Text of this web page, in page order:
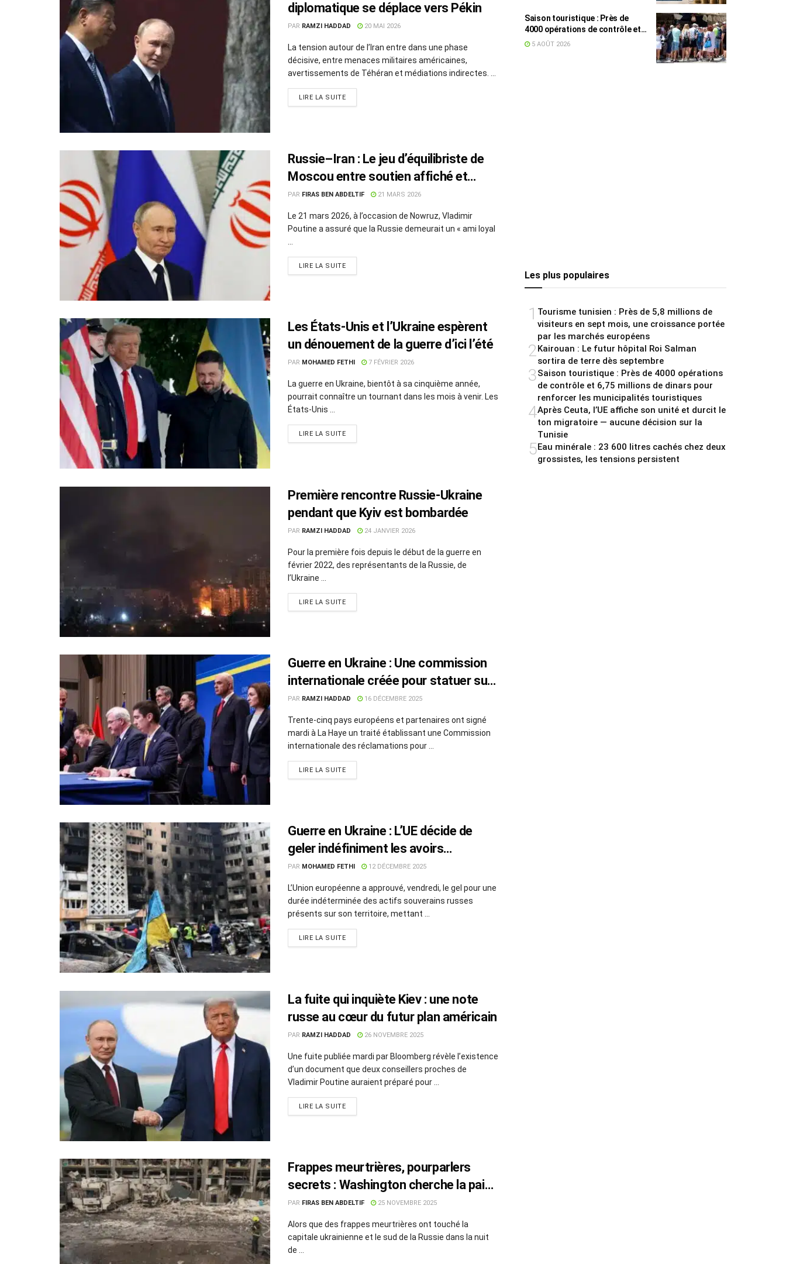
diplomatique se déplace vers Pékin
PAR RAMZI HADDAD 20 MAI 2026
La tension autour de l’Iran entre dans une phase
décisive, entre menaces militaires américaines,
avertissements de Téhéran et médiations indirectes. ...
LIRE LA SUITE
Russie–Iran : Le jeu d’équilibriste de
Moscou entre soutien affiché et
calcul stratégique
PAR FIRAS BEN ABDELTIF 21 MARS 2026
Le 21 mars 2026, à l’occasion de Nowruz, Vladimir
Poutine a assuré que la Russie demeurait un « ami loyal
LIRE LA SUITE
Les États-Unis et l’Ukraine espèrent
un dénouement de la guerre d’ici l’été
PAR MOHAMED FETHI 7 FÉVRIER 2026
La guerre en Ukraine, bientôt à sa cinquième année,
pourrait connaître un tournant dans les mois à venir. Les
États-Unis ...
LIRE LA SUITE
Première rencontre Russie-Ukraine
pendant que Kyiv est bombardée
PAR RAMZI HADDAD 24 JANVIER 2026
Pour la première fois depuis le début de la guerre en
février 2022, des représentants de la Russie, de
l’Ukraine ...
LIRE LA SUITE
Guerre en Ukraine : Une commission
internationale créée pour statuer sur
les réparations
PAR RAMZI HADDAD 16 DÉCEMBRE 2025
Trente-cinq pays européens et partenaires ont signé
mardi à La Haye un traité établissant une Commission
internationale des réclamations pour ...
LIRE LA SUITE
Guerre en Ukraine : L’UE décide de
geler indéfiniment les avoirs
souverains russes
PAR MOHAMED FETHI 12 DÉCEMBRE 2025
L’Union européenne a approuvé, vendredi, le gel pour une
durée indéterminée des actifs souverains russes
présents sur son territoire, mettant ...
LIRE LA SUITE
La fuite qui inquiète Kiev : une note
russe au cœur du futur plan américain
PAR RAMZI HADDAD 26 NOVEMBRE 2025
Une fuite publiée mardi par Bloomberg révèle l’existence
d’un document que deux conseillers proches de
Vladimir Poutine auraient préparé pour ...
LIRE LA SUITE
Frappes meurtrières, pourparlers
secrets : Washington cherche la paix
en Ukraine
PAR FIRAS BEN ABDELTIF 25 NOVEMBRE 2025
Alors que des frappes meurtrières ont touché la
capitale ukrainienne et le sud de la Russie dans la nuit
de ...
Saison touristique : Près de
4000 opérations de contrôle et
6,75 millions de dinars pour
5 AOÛT 2026
Les plus populaires
1 Tourisme tunisien : Près de 5,8 millions de
visiteurs en sept mois, une croissance portée
par les marchés européens
2Kairouan : Le futur hôpital Roi Salman
sortira de terre dès septembre
3Saison touristique : Près de 4000 opérations
de contrôle et 6,75 millions de dinars pour
renforcer les municipalités touristiques
4Après Ceuta, l’UE affiche son unité et durcit le
ton migratoire — aucune décision sur la
Tunisie
5Eau minérale : 23 600 litres cachés chez deux
grossistes, les tensions persistent